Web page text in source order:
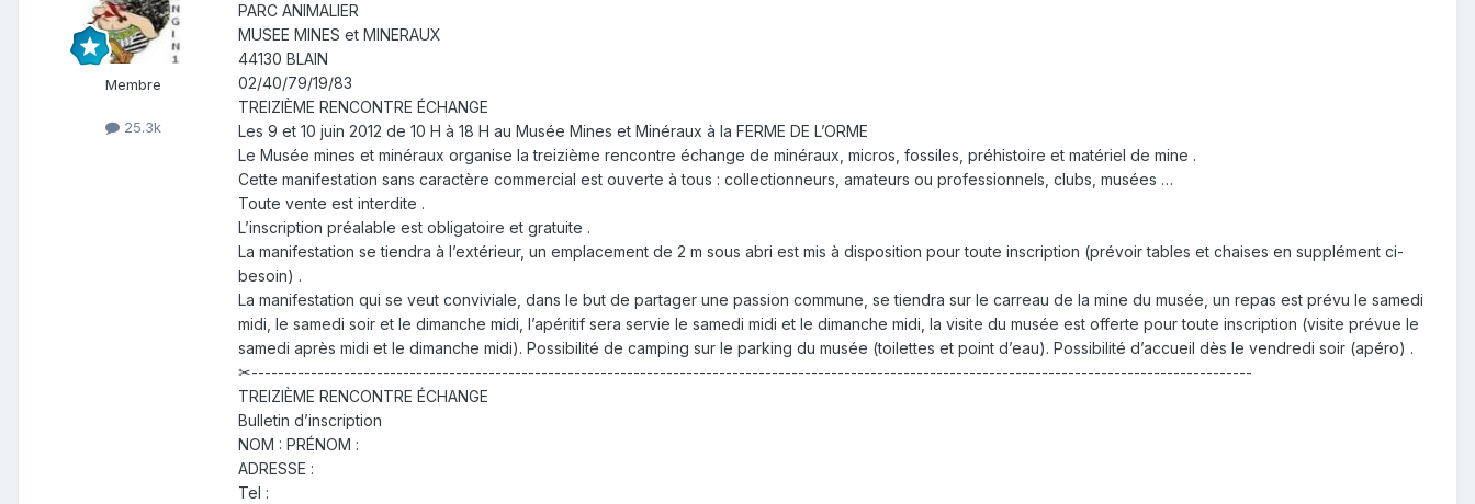
Membre
25.3k
PARC ANIMALIER
MUSEE MINES et MINERAUX
44130 BLAIN
02/40/79/19/83
TREIZIÈME RENCONTRE ÉCHANGE
Les 9 et 10 juin 2012 de 10 H à 18 H au Musée Mines et Minéraux à la FERME DE L’ORME
Le Musée mines et minéraux organise la treizième rencontre échange de minéraux, micros, fossiles, préhistoire et matériel de mine .
Cette manifestation sans caractère commercial est ouverte à tous : collectionneurs, amateurs ou professionnels, clubs, musées …
Toute vente est interdite .
L’inscription préalable est obligatoire et gratuite .
La manifestation se tiendra à l’extérieur, un emplacement de 2 m sous abri est mis à disposition pour toute inscription (prévoir tables et chaises en supplément ci-
besoin) .
La manifestation qui se veut conviviale, dans le but de partager une passion commune, se tiendra sur le carreau de la mine du musée, un repas est prévu le samedi
midi, le samedi soir et le dimanche midi, l’apéritif sera servie le samedi midi et le dimanche midi, la visite du musée est offerte pour toute inscription (visite prévue le
samedi après midi et le dimanche midi). Possibilité de camping sur le parking du musée (toilettes et point d’eau). Possibilité d’accueil dès le vendredi soir (apéro) .
✂--------------------------------------------------------------------------------------------------------------------------------------------------------
TREIZIÈME RENCONTRE ÉCHANGE
Bulletin d’inscription
NOM : PRÉNOM :
ADRESSE :
Tel :